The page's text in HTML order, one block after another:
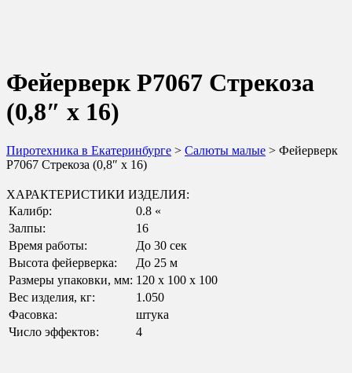
Фейерверк Р7067 Стрекоза
(0,8″ х 16)
Пиротехника в Екатеринбурге > Салюты малые > Фейерверк
Р7067 Стрекоза (0,8″ х 16)
ХАРАКТЕРИСТИКИ ИЗДЕЛИЯ:
Калибр:
0.8 «
Залпы:
16
Время работы:
До 30 сек
Высота фейерверка:
До 25 м
Размеры упаковки, мм: 120 х 100 х 100
Вес изделия, кг:
1.050
Фасовка:
штука
Число эффектов:
4